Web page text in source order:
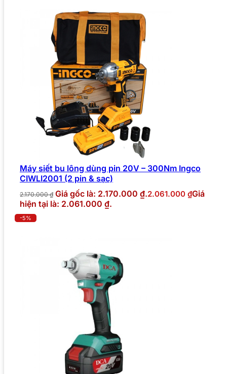
Máy siết bu lông dùng pin 20V – 300Nm Ingco
CIWLI2001 (2 pin & sạc)
2.170.000₫ Giá gốc là: 2.170.000 ₫.2.061.000 ₫Giá
hiện tại là: 2.061.000 ₫.
-5%